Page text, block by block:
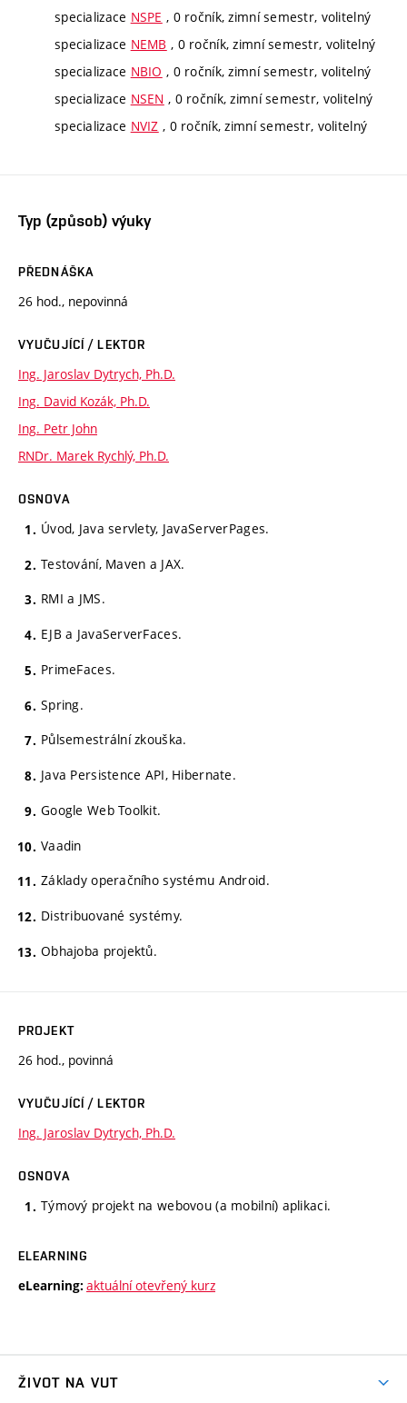
specializace NSPE , 0 ročník, zimní semestr, volitelný
specializace NEMB , 0 ročník, zimní semestr, volitelný
specializace NBIO , 0 ročník, zimní semestr, volitelný
specializace NSEN , 0 ročník, zimní semestr, volitelný
specializace NVIZ , 0 ročník, zimní semestr, volitelný
Typ (způsob) výuky
PŘEDNÁŠKA
26 hod., nepovinná
VYUČUJÍCÍ / LEKTOR
Ing. Jaroslav Dytrych, Ph.D.
Ing. David Kozák, Ph.D.
Ing. Petr John
RNDr. Marek Rychlý, Ph.D.
OSNOVA
Úvod, Java servlety, JavaServerPages.
Testování, Maven a JAX.
RMI a JMS.
EJB a JavaServerFaces.
PrimeFaces.
Spring.
Půlsemestrální zkouška.
Java Persistence API, Hibernate.
Google Web Toolkit.
Vaadin
Základy operačního systému Android.
Distribuované systémy.
Obhajoba projektů.
PROJEKT
26 hod., povinná
VYUČUJÍCÍ / LEKTOR
Ing. Jaroslav Dytrych, Ph.D.
OSNOVA
Týmový projekt na webovou (a mobilní) aplikaci.
ELEARNING
eLearning: aktuální otevřený kurz
ŽIVOT NA VUT